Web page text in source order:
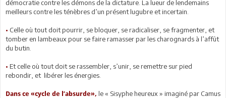
démocratie contre les démons de la dictature. La lueur de lendemains
meilleurs contre les ténèbres d’un présent lugubre et incertain.
• Celle où tout doit pourrir, se bloquer, se radicaliser, se fragmenter, et
tomber en lambeaux pour se faire ramasser par les charognards à l’affût
du butin.
• Et celle où tout doit se rassembler, s’unir, se remettre sur pied
rebondir, et libérer les énergies.
Dans ce «cycle de l’absurde», le « Sisyphe heureux » imaginé par Camus